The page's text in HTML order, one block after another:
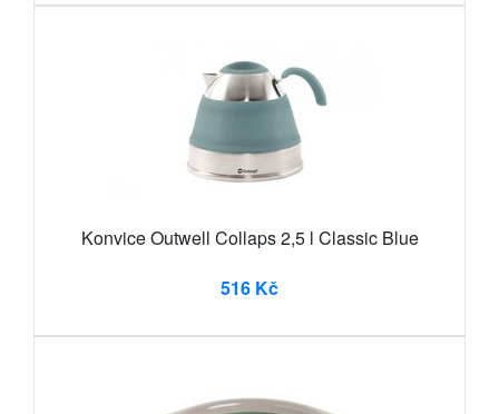
Konvice Outwell Collaps 2,5 l Classic Blue
516 Kč